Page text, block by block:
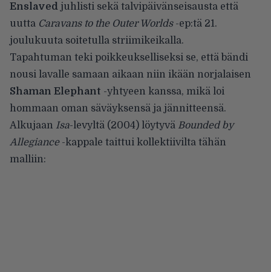
Enslaved juhlisti sekä talvipäivänseisausta että
uutta Caravans to the Outer Worlds-ep:tä 21.
joulukuuta soitetulla striimikeikalla.
Tapahtuman teki poikkeukselliseksi se, että bändi
nousi lavalle samaan aikaan niin ikään norjalaisen
Shaman Elephant -yhtyeen kanssa, mikä loi
hommaan oman säväyksensä ja jännitteensä.
Alkujaan Isa-levyltä (2004) löytyvä Bounded by
Allegiance-kappale taittui kollektiivilta tähän
malliin: